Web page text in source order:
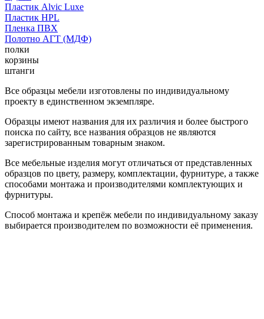
Пластик Alvic Luxe
Пластик HPL
Пленка ПВХ
Полотно АГТ (МДФ)
полки
корзины
штанги
Все образцы мебели изготовлены по индивидуальному
проекту в единственном экземпляре.
Образцы имеют названия для их различия и более быстрого
поиска по сайту, все названия образцов не являются
зарегистрированным товарным знаком.
Все мебельные изделия могут отличаться от представленных
образцов по цвету, размеру, комплектации, фурнитуре, а также
способами монтажа и производителями комплектующих и
фурнитуры.
Способ монтажа и крепёж мебели по индивидуальному заказу
выбирается производителем по возможности её применения.